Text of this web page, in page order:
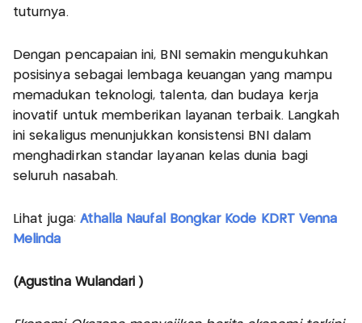
tuturnya.
Dengan pencapaian ini, BNI semakin mengukuhkan
posisinya sebagai lembaga keuangan yang mampu
memadukan teknologi, talenta, dan budaya kerja
inovatif untuk memberikan layanan terbaik. Langkah
ini sekaligus menunjukkan konsistensi BNI dalam
menghadirkan standar layanan kelas dunia bagi
seluruh nasabah.
Lihat juga: Athalla Naufal Bongkar Kode KDRT Venna
Melinda
(Agustina Wulandari )